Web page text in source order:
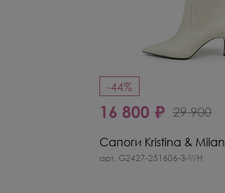
-44%
16 800 ₽ 29 900
Сапоги Kristina & Milan
арт. G2427-251606-3-WH